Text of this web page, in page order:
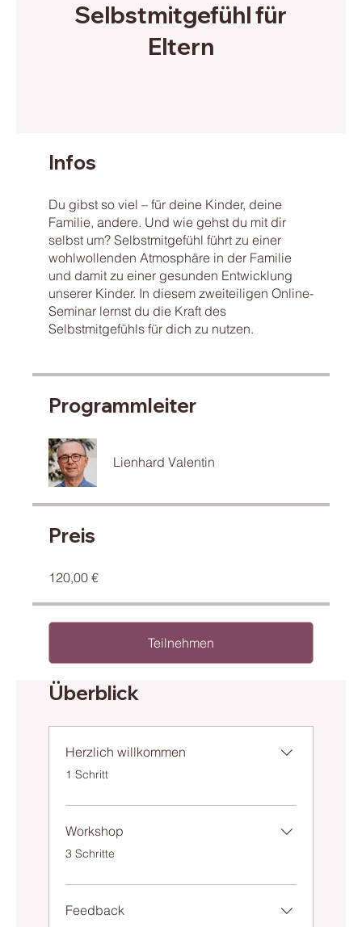
Selbstmitgefühl für
Eltern
Infos
Du gibst so viel – für deine Kinder, deine
Familie, andere. Und wie gehst du mit dir
selbst um? Selbstmitgefühl führt zu einer
wohlwollenden Atmosphäre in der Familie
und damit zu einer gesunden Entwicklung
unserer Kinder. In diesem zweiteiligen Online-
Seminar lernst du die Kraft des
Selbstmitgefühls für dich zu nutzen.
Programmleiter
Lienhard Valentin
Preis
120,00 €
Teilnehmen
Überblick
Herzlich willkommen
.1 Schritt
Workshop
.3 Schritte
Feedback